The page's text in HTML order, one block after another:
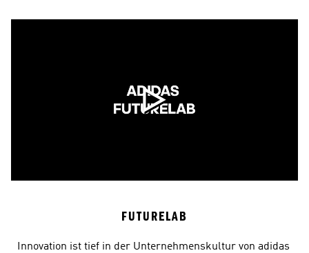
FUTURELAB
Innovation ist tief in der Unternehmenskultur von adidas